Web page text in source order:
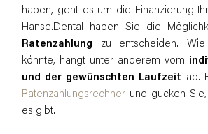
haben, geht es um die Finanzierung
Hanse.Dental haben Sie die
Ratenzahlung zu entscheiden.
könnte, hängt unter anderem vom
und der gewünschten Laufzeit ab.
Ratenzahlungsrechner und gucken
es gibt.